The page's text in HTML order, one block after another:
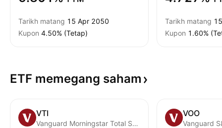
Tarikh matang 15 Apr 2050
Kupon 4.50% (Tetap)
Tarikh matang
Kupon 1.60%
ETF memegang saham
VTI
Vanguard Morningstar Total Stock Market ETF
VOO
Vanguard